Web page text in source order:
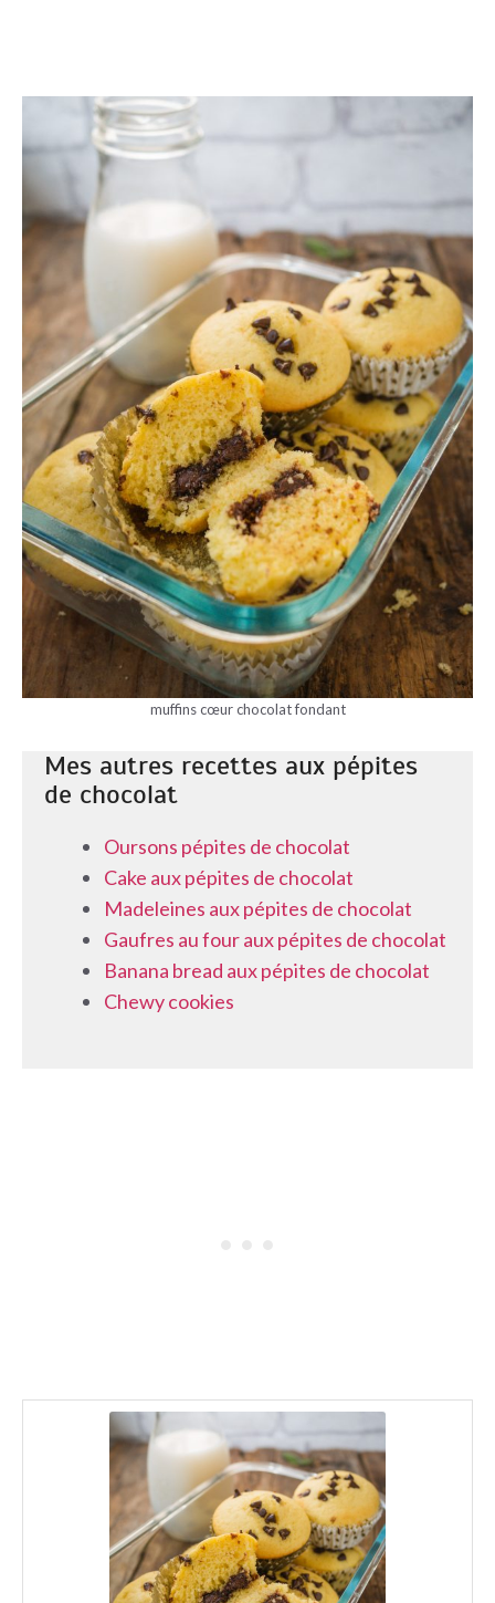
muffins cœur chocolat fondant
Mes autres recettes aux pépites
de chocolat
Oursons pépites de chocolat
Cake aux pépites de chocolat
Madeleines aux pépites de chocolat
Gaufres au four aux pépites de chocolat
Banana bread aux pépites de chocolat
Chewy cookies